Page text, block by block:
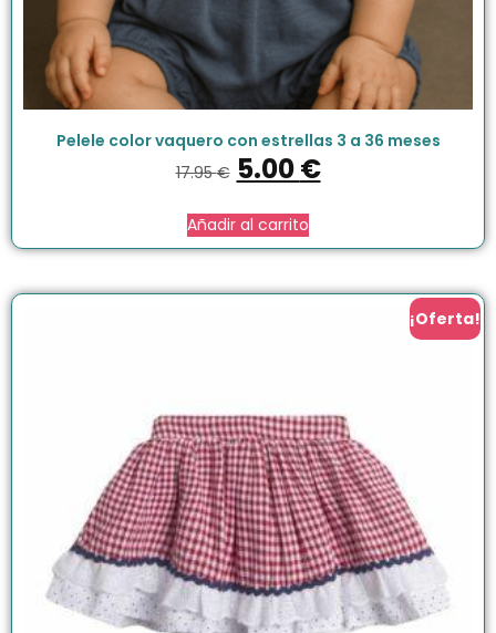
Pelele color vaquero con estrellas 3 a 36 meses
17.95€ 5.00€
Añadir al carrito
¡Oferta!